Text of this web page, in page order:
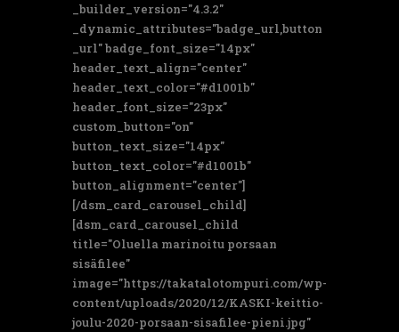
_builder_version="4.3.2"
_dynamic_attributes="badge_url,button
_url" badge_font_size="14px"
header_text_align="center"
header_text_color="#d1001b"
header_font_size="23px"
custom_button="on"
button_text_size="14px"
button_text_color="#d1001b"
button_alignment="center"]
[/dsm_card_carousel_child]
[dsm_card_carousel_child
title="Oluella marinoitu porsaan
sisäfilee"
image="https://takatalotompuri.com/wp-
content/uploads/2020/12/KASKI-keittio-
joulu-2020-porsaan-sisafilee-pieni.jpg"